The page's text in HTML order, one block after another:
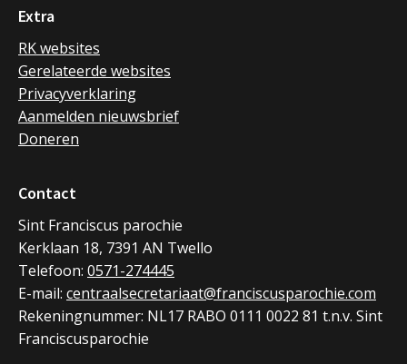
Extra
RK websites
Gerelateerde websites
Privacyverklaring
Aanmelden nieuwsbrief
Doneren
Contact
Sint Franciscus parochie
Kerklaan 18, 7391 AN Twello
Telefoon: 0571-274445
E-mail: centraalsecretariaat@franciscusparochie.com
Rekeningnummer: NL17 RABO 0111 0022 81 t.n.v. Sint
Franciscusparochie